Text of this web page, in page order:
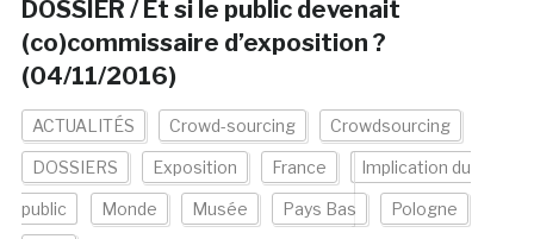
DOSSIER / Et si le public devenait
(co)commissaire d’exposition ?
(04/11/2016)
ACTUALITÉS Crowd-sourcing Crowdsourcing
DOSSIERS Exposition France Implication du
public Monde Musée Pays Bas Pologne